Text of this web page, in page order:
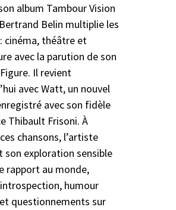
album Tambour Vision
Belin multiplie les
cinéma, théâtre et
avec la parution de son
Il revient
avec Watt, un nouvel
avec son fidèle
Thibault Frisoni. À
chansons, l’artiste
son exploration sensible
rapport au monde,
humour
questionnements sur